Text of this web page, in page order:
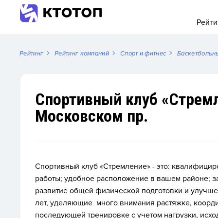
Рейтинг Рейтинг компаний Спорт и фитнес
Спортивный клуб
Московском пр.
Спортивный клуб «Стремление» - это:
работы; удобное расположение в вашем районе;
развитие общей физической подготовки и
лет, уделяющие много внимания растяжке,
последующей тренировке с учетом нагрузки,